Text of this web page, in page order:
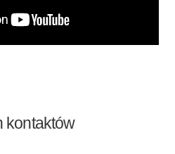
kontaktów